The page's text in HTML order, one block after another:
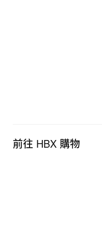
前往 HBX 購物